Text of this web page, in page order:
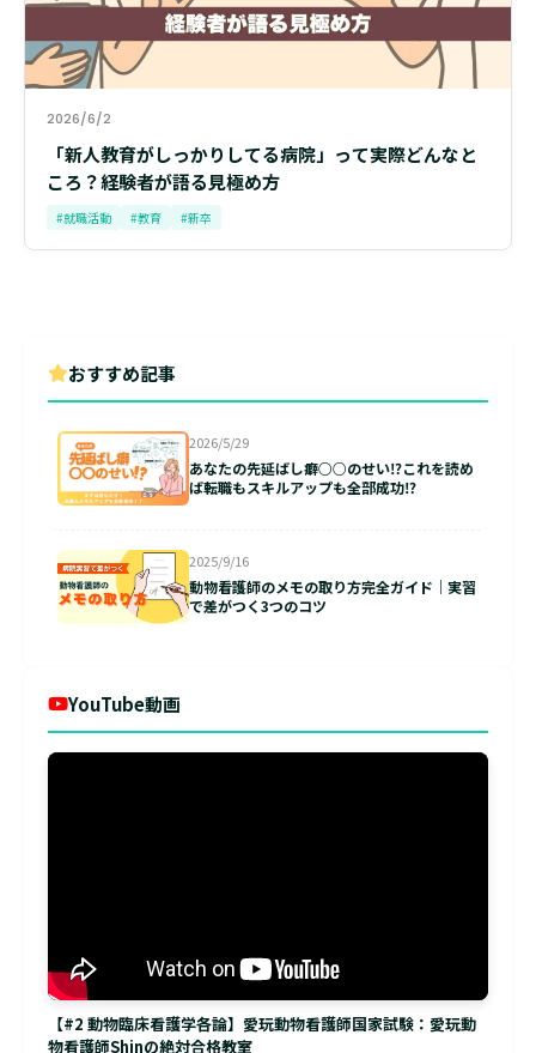
2026/6/2
「新人教育がしっかりしてる病院」って実際どんなと
ころ？経験者が語る見極め方
#就職活動 #教育 #新卒
おすすめ記事
2026/5/29
あなたの先延ばし癖○○のせい⁉これを読め
ば転職もスキルアップも全部成功⁉
2025/9/16
動物看護師のメモの取り方完全ガイド｜実習
で差がつく3つのコツ
YouTube動画
【#2 動物臨床看護学各論】愛玩動物看護師国家試験：愛玩動
物看護師Shinの絶対合格教室